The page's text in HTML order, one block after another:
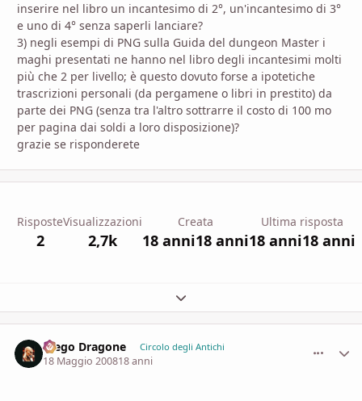
inserire nel libro un incantesimo di 2°, un'incantesimo di 3°
e uno di 4° senza saperli lanciare?
3) negli esempi di PNG sulla Guida del dungeon Master i
maghi presentati ne hanno nel libro degli incantesimi molti
più che 2 per livello; è questo dovuto forse a ipotetiche
trascrizioni personali (da pergamene o libri in prestito) da
parte dei PNG (senza tra l'altro sottrarre il costo di 100 mo
per pagina dai soldi a loro disposizione)?
grazie se risponderete
Risposte
2
Visualizzazioni
2,7k
Creata
18 anni18 anni
Ultima risposta
18 anni18 anni
Espandi panoramica del topic
Diego Dragone Circolo degli Antichi
18 Maggio 200818 anni